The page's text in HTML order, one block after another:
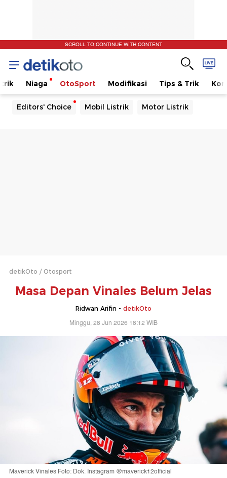
SCROLL TO CONTINUE WITH CONTENT
Niaga OtoSport Modifikasi Tips & Trik
Editors' Choice Mobil Listrik Motor Listrik
detikOto Otosport
Masa Depan Vinales Belum Jelas
Ridwan Arifin - detikOto
Minggu, 28 Jun 2026 18:12 WIB
Maverick Vinales Foto: Dok. Instagram @maverick12official